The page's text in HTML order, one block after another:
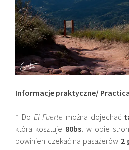
Informacje praktyczne/
* Do El Fuerte można dojechać
która kosztuje 80bs. w obie
powinien czekać na pasażerów 2